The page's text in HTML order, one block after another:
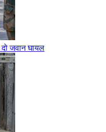
जवान घायल